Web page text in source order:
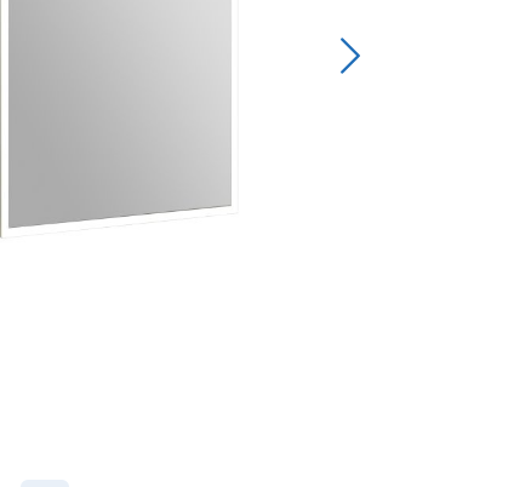
Seuraava